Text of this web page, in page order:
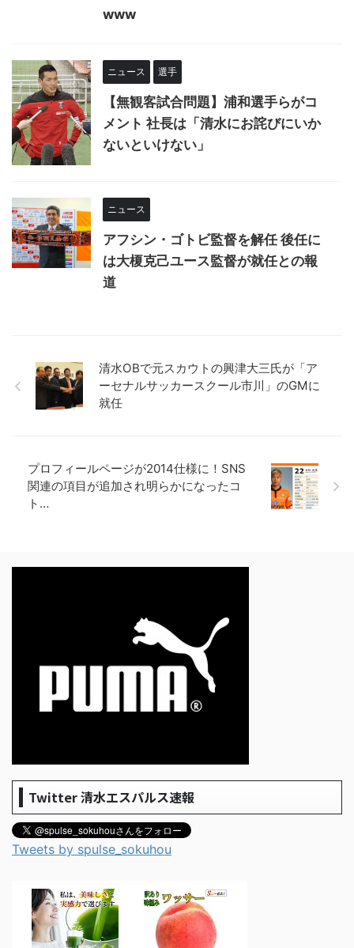
www
ニュース 選手
【無観客試合問題】浦和選手らがコ
メント 社長は「清水にお詫びにいか
ないといけない」
ニュース
アフシン・ゴトビ監督を解任 後任に
は大榎克己ユース監督が就任との報
道
清水OBで元スカウトの興津大三氏が「ア
ーセナルサッカースクール市川」のGMに
就任
プロフィールページが2014仕様に！SNS
関連の項目が追加され明らかになったコ
ト…
Twitter 清水エスパルス速報
Tweets by spulse_sokuhou